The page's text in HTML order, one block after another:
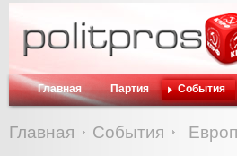
Главная Партия События
Главная События